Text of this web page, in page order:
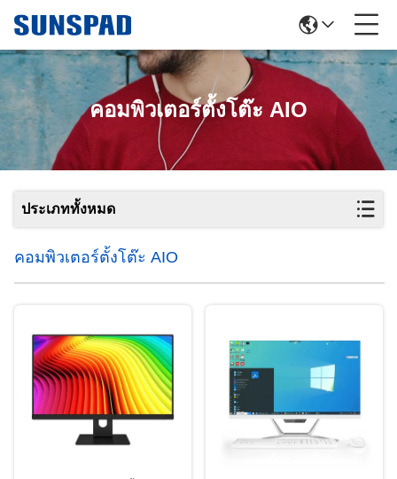
คอมพิวเตอร์ตั้งโต๊ะ AIO
ประเภททั้งหมด
คอมพิวเตอร์ตั้งโต๊ะ AIO